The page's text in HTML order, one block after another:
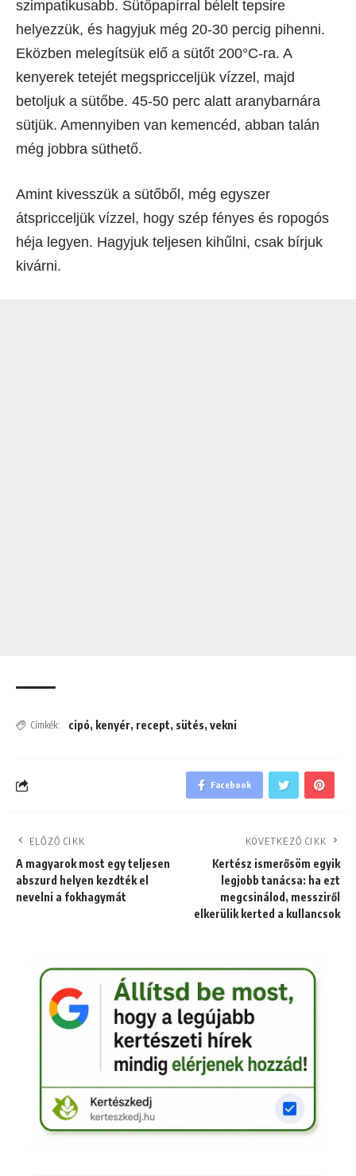
szimpatikusabb. Sütőpapírral bélelt tepsire
helyezzük, és hagyjuk még 20-30 percig pihenni.
Eközben melegítsük elő a sütőt 200°C-ra. A
kenyerek tetejét megspricceljük vízzel, majd
betoljuk a sütőbe. 45-50 perc alatt aranybarnára
sütjük. Amennyiben van kemencéd, abban talán
még jobbra süthető.
Amint kivesszük a sütőből, még egyszer
átspricceljük vízzel, hogy szép fényes és ropogós
héja legyen. Hagyjuk teljesen kihűlni, csak bírjuk
kivárni.
Címkék: cipó, kenyér, recept, sütés, vekni
Facebook
ELŐZŐ CIKK
A magyarok most egy teljesen
abszurd helyen kezdték el
nevelni a fokhagymát
KÖVETKEZŐ CIKK
Kertész ismerősöm egyik
legjobb tanácsa: ha ezt
megcsinálod, messziről
elkerülik kerted a kullancsok